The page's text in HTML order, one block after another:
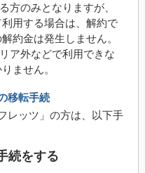
方のみとなりますが、
用する場合は、解約で
約金は発生しません。
ア外などで利用できな
ません。
移転手続
レッツ」の方は、以下手
続をする